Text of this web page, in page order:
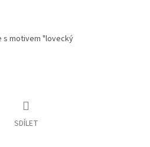
s motivem "lovecký
SDÍLET